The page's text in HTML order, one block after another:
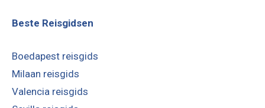
Beste Reisgidsen
Boedapest reisgids
Milaan reisgids
Valencia reisgids